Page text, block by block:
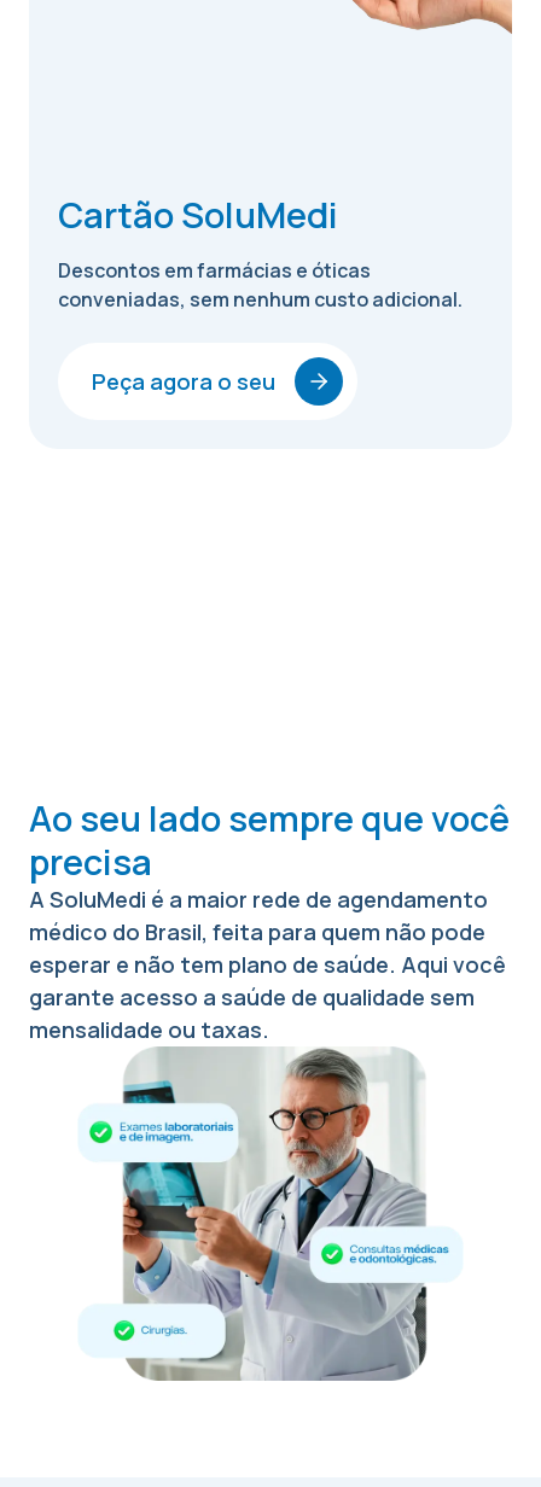
Cartão SoluMedi
Descontos em farmácias e óticas
conveniadas, sem nenhum custo adicional.
Peça agora o seu
Ao seu lado sempre que você
precisa
A SoluMedi é a maior rede de agendamento
médico do Brasil, feita para quem não pode
esperar e não tem plano de saúde. Aqui você
garante acesso a saúde de qualidade sem
mensalidade ou taxas.